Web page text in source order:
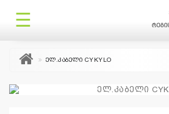
|
თვის
+995
☰
ელ.კაბელი CYKYLO